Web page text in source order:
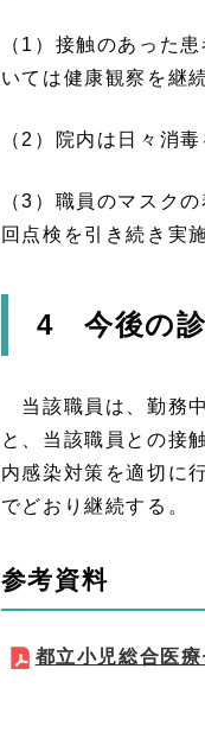
（1）接触のあった
いては健康観察を継
（2）院内は日々消
（3）職員のマスク
回点検を引き続き実
4 今後の診
当該職員は、勤務
と、当該職員との接
内感染対策を適切に
でどおり継続する。
参考資料
都立小児総合医